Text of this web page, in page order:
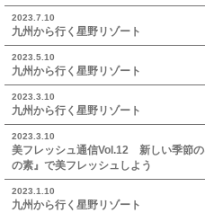
2023.7.10
九州から行く星野リゾート
2023.5.10
九州から行く星野リゾート
2023.3.10
九州から行く星野リゾート
2023.3.10
美フレッシュ通信Vol.12 新しい季節
の素』で美フレッシュしよう
2023.1.10
九州から行く星野リゾート